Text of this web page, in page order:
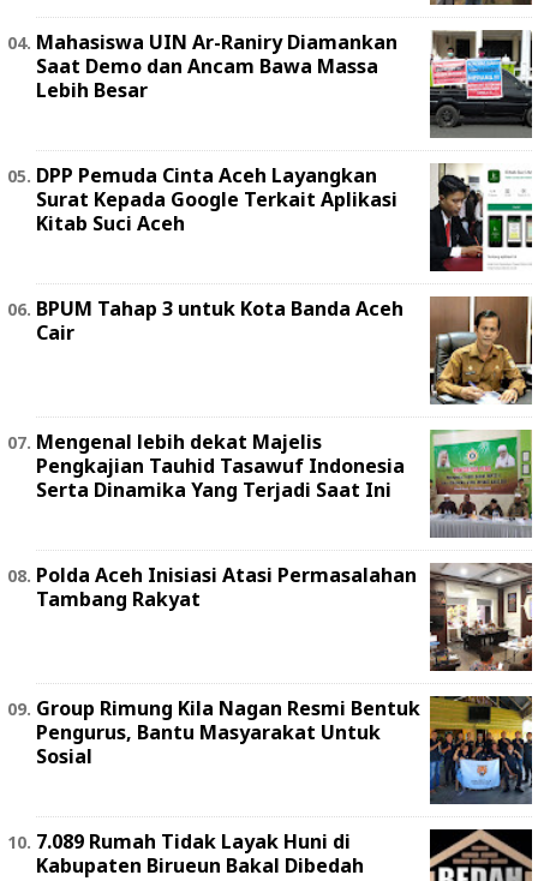
Mahasiswa UIN Ar-Raniry Diamankan
Saat Demo dan Ancam Bawa Massa
Lebih Besar
DPP Pemuda Cinta Aceh Layangkan
Surat Kepada Google Terkait Aplikasi
Kitab Suci Aceh
BPUM Tahap 3 untuk Kota Banda Aceh
Cair
Mengenal lebih dekat Majelis
Pengkajian Tauhid Tasawuf Indonesia
Serta Dinamika Yang Terjadi Saat Ini
Polda Aceh Inisiasi Atasi Permasalahan
Tambang Rakyat
Group Rimung Kila Nagan Resmi Bentuk
Pengurus, Bantu Masyarakat Untuk
Sosial
7.089 Rumah Tidak Layak Huni di
Kabupaten Birueun Bakal Dibedah